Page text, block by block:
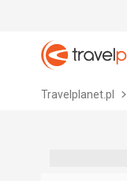
Travelplanet.pl
Travelplanet.pl